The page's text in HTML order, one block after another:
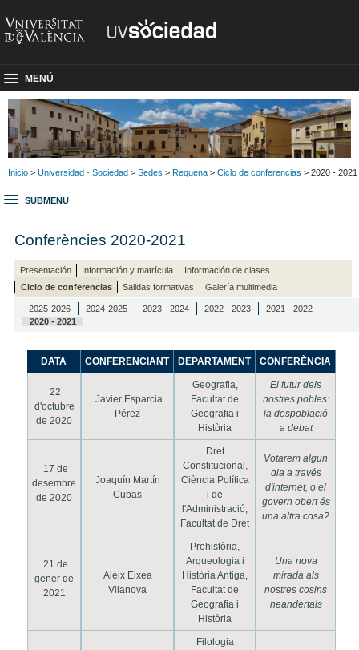
MENÚ
Inicio > Universidad - Sociedad > Sedes > Requena > Ciclo de conferencias > 2020 - 2021
SUBMENU
Conferències 2020-2021
Presentación Información y matrícula
Información de clases
Ciclo de conferencias
Salidas formativas Galería multimedia
2025-2026 2024-2025 2023 - 2024 2022 - 2023
2021 - 2022
2020 - 2021
DATA CONFERENCIANT DEPARTAMENT CONFERÈNCIA
22
d'octubre
de 2020
Javier Esparcia
Pérez
Geografia,
Facultat de
Geografia i
Història
El futur dels
nostres pobles:
la despoblació
a debat
17 de
desembre
de 2020
Joaquín Martín
Cubas
Dret
Constitucional,
Ciència Política
i de
l'Administració,
Facultat de Dret
Votarem algun
dia a través
d'internet, o el
govern obert és
una altra cosa?
21 de
gener de
2021
Aleix Eixea
Vilanova
Prehistòria,
Arqueologia i
Història Antiga,
Facultat de
Geografia i
Història
Una nova
mirada als
nostres cosins
neandertals
Filologia